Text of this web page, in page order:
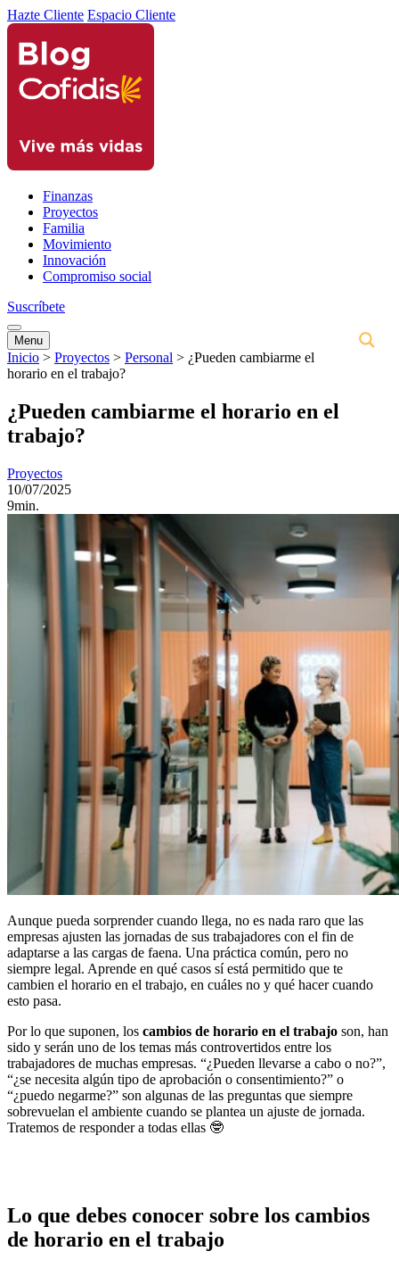
Hazte Cliente Espacio Cliente
Finanzas
Proyectos
Familia
Movimiento
Innovación
Compromiso social
Suscríbete
Menu
Inicio > Proyectos > Personal > ¿Pueden cambiarme el
horario en el trabajo?
¿Pueden cambiarme el horario en el
trabajo?
Proyectos
10/07/2025
9min.
Aunque pueda sorprender cuando llega, no es nada raro que las
empresas ajusten las jornadas de sus trabajadores con el fin de
adaptarse a las cargas de faena. Una práctica común, pero no
siempre legal. Aprende en qué casos sí está permitido que te
cambien el horario en el trabajo, en cuáles no y qué hacer cuando
esto pasa.
Por lo que suponen, los cambios de horario en el trabajo son, han
sido y serán uno de los temas más controvertidos entre los
trabajadores de muchas empresas. “¿Pueden llevarse a cabo o no?”,
“¿se necesita algún tipo de aprobación o consentimiento?” o
“¿puedo negarme?” son algunas de las preguntas que siempre
sobrevuelan el ambiente cuando se plantea un ajuste de jornada.
Tratemos de responder a todas ellas 🤓
Lo que debes conocer sobre los cambios
de horario en el trabajo